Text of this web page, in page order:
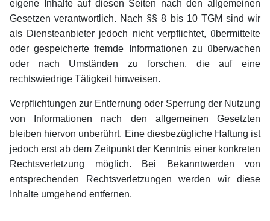
eigene Inhalte auf diesen Seiten nach den allgemeinen
Gesetzen verantwortlich. Nach §§ 8 bis 10 TGM sind wir
als Diensteanbieter jedoch nicht verpflichtet, übermittelte
oder gespeicherte fremde Informationen zu überwachen
oder nach Umständen zu forschen, die auf eine
rechtswiedrige Tätigkeit hinweisen.
Verpflichtungen zur Entfernung oder Sperrung der Nutzung
von Informationen nach den allgemeinen Gesetzten
bleiben hiervon unberührt. Eine diesbezügliche Haftung ist
jedoch erst ab dem Zeitpunkt der Kenntnis einer konkreten
Rechtsverletzung möglich. Bei Bekanntwerden von
entsprechenden Rechtsverletzungen werden wir diese
Inhalte umgehend entfernen.